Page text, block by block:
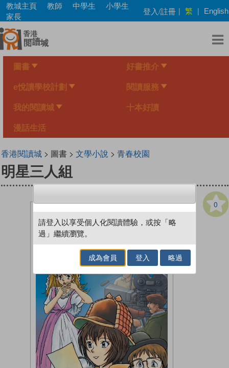
Skip
main
content
教城主頁 教師 中學生
小學生
家長
登入/註冊 | 繁 | English
圖書 好書推介
e悅讀學校計劃 閱讀服務
我的閱讀城 十本好讀
漫話生活
香港閱讀城> 圖書 > 文學小說 > 青春校園
明星三人組
0
請登入以享受個人化閱讀體驗，或按「略
過」繼續瀏覽。
成為會員 登入 略過